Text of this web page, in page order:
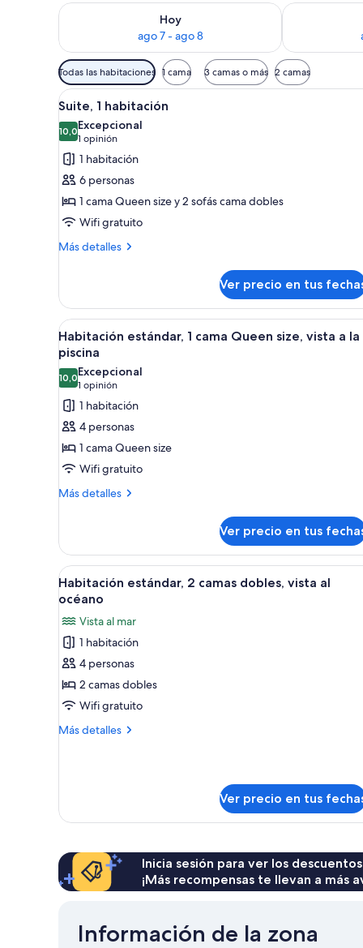
Hoy
ago 7 - ago 8
Consulta la disponibilidad para hoy ago 7 - ago 8
Consulta la
Filtros
disponibles
para
las
habitaciones
Todas las habitaciones 1 cama 3 camas o más 2 camas
Ver
todas
las
fotos
de
Suite,
1
habitación
Una sala de estar moderna
4
Suite, 1 habitación
10,010,0 de 10
Excepcional
1 opinión
(1
opinión)
1 habitación
6 personas
1 cama Queen size y 2 sofás cama dobles
Wifi gratuito
Más detalles
Más
1
habitación
Ver precio en tus
Ver
todas
las
fotos
de
Habitación
estándar,
1
cama
Queen
a
la
piscina
Una cama bien hecha con
3
Habitación estándar, 1 cama Queen size, vista a la
piscina
10,010,0 de 10
Excepcional
1 opinión
(1
opinión)
1 habitación
4 personas
1 cama Queen size
Wifi gratuito
Más detalles
Más
estándar,
cama
Queen
vista
la
piscina
Ver precio en tus
Ver
todas
fotos
de
Habitación
estándar,
2
camas
Habitación de hotel con dos
5
Habitación estándar, 2 camas dobles, vista al
océano
Vista al mar
1 habitación
4 personas
2 camas dobles
Wifi gratuito
Más detalles
Más
camas
al
océano
Ver precio en tus
Inicia sesión para ver los
¡Más recompensas te llevan a más
Información de la zona